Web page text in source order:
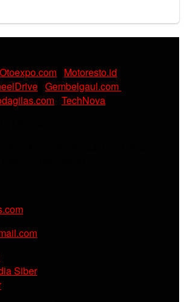
Otoexpo.com Motoresto.id
Gembelgaul.com
TechNova
Siber